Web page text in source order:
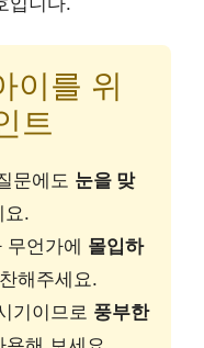
이를 위
트
문에도 눈을 맞
요.
무언가에 몰입하
해주세요.
기이므로 풍부한